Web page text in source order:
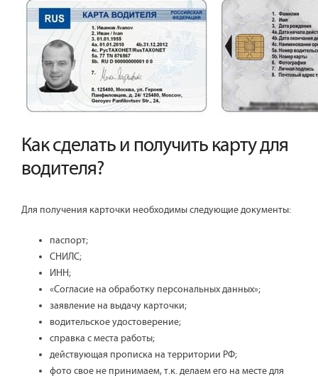
Как сделать и получить карту для
водителя?
Для получения карточки необходимы следующие документы:
паспорт;
СНИЛС;
ИНН;
«Согласие на обработку персональных данных»;
заявление на выдачу карточки;
водительское удостоверение;
справка с места работы;
действующая прописка на территории РФ;
фото свое не принимаем, т.к. делаем его на месте для